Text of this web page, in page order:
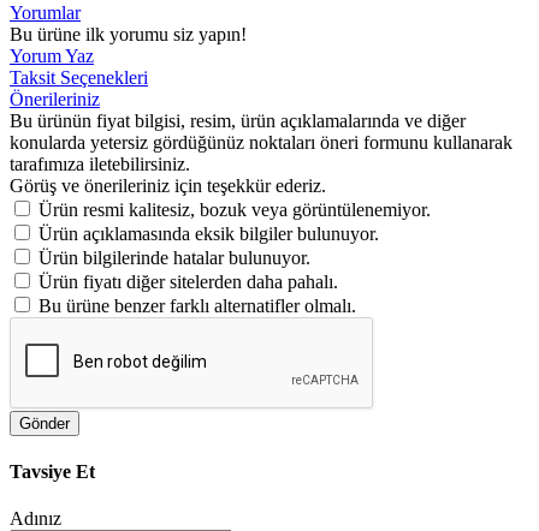
Yorumlar
Bu ürüne ilk yorumu siz yapın!
Yorum Yaz
Taksit Seçenekleri
Önerileriniz
Bu ürünün fiyat bilgisi, resim, ürün açıklamalarında ve diğer
konularda yetersiz gördüğünüz noktaları öneri formunu kullanarak
tarafımıza iletebilirsiniz.
Görüş ve önerileriniz için teşekkür ederiz.
Ürün resmi kalitesiz, bozuk veya görüntülenemiyor.
Ürün açıklamasında eksik bilgiler bulunuyor.
Ürün bilgilerinde hatalar bulunuyor.
Ürün fiyatı diğer sitelerden daha pahalı.
Bu ürüne benzer farklı alternatifler olmalı.
Gönder
Tavsiye Et
Adınız